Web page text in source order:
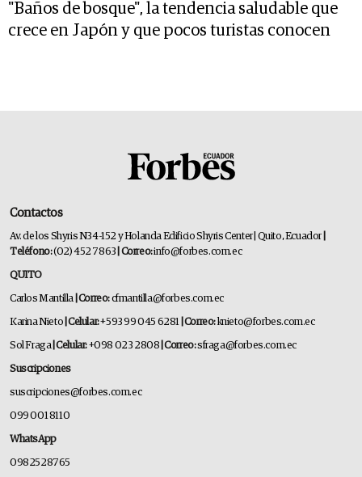
"Baños de bosque", la tendencia saludable que
crece en Japón y que pocos turistas conocen
Contactos
Av. de los Shyris N34-152 y Holanda Edificio Shyris Center | Quito, Ecuador
Teléfono:(02) 452 7863 | Correo:info@forbes.com.ec
QUITO
Carlos Mantilla | Correo:cfmantilla@forbes.com.ec
Karina Nieto | Celular:+593 99 045 6281 | Correo: knieto@forbes.com.ec
Sol Fraga | Celular:+098 023 2808 | Correo:sfraga@forbes.com.ec
Suscripciones
suscripciones@forbes.com.ec
099 001 8110
WhatsApp
0982528765